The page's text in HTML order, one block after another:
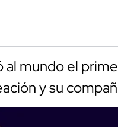
mundo el
y su